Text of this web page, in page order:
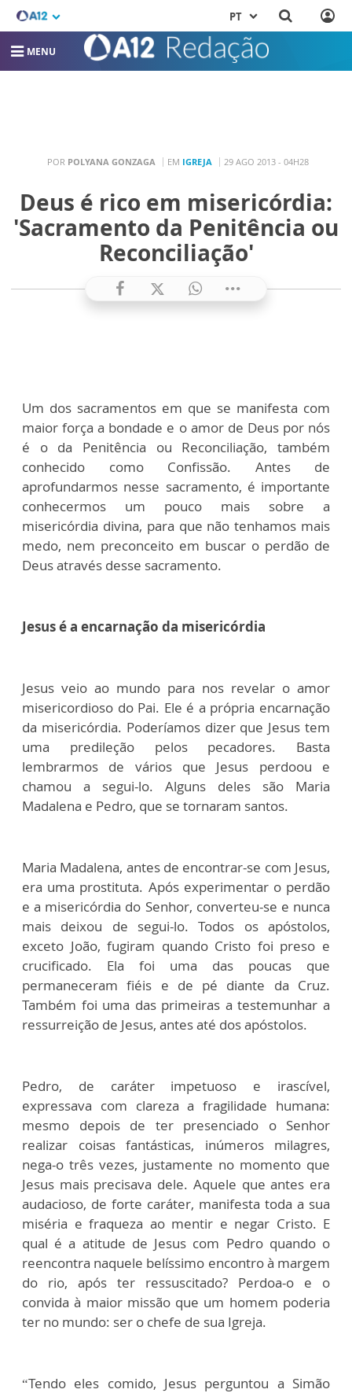
PT
MENU
POR POLYANA GONZAGA EM IGREJA 29 AGO 2013 - 04H28
Deus é rico em misericórdia:
'Sacramento da Penitência ou
Reconciliação'
Um dos sacramentos em que se manifesta com
maior força a bondade e o amor de Deus por nós
é o da Penitência ou Reconciliação, também
conhecido como Confissão. Antes de
aprofundarmos nesse sacramento, é importante
conhecermos um pouco mais sobre a
misericórdia divina, para que não tenhamos mais
medo, nem preconceito em buscar o perdão de
Deus através desse sacramento.
Jesus é a encarnação da misericórdia
Jesus veio ao mundo para nos revelar o amor
misericordioso do Pai. Ele é a própria encarnação
da misericórdia. Poderíamos dizer que Jesus tem
uma predileção pelos pecadores. Basta
lembrarmos de vários que Jesus perdoou e
chamou a segui-lo. Alguns deles são Maria
Madalena e Pedro, que se tornaram santos.
Maria Madalena, antes de encontrar-se com Jesus,
era uma prostituta. Após experimentar o perdão
e a misericórdia do Senhor, converteu-se e nunca
mais deixou de segui-lo. Todos os apóstolos,
exceto João, fugiram quando Cristo foi preso e
crucificado. Ela foi uma das poucas que
permaneceram fiéis e de pé diante da Cruz.
Também foi uma das primeiras a testemunhar a
ressurreição de Jesus, antes até dos apóstolos.
Pedro, de caráter impetuoso e irascível,
expressava com clareza a fragilidade humana:
mesmo depois de ter presenciado o Senhor
realizar coisas fantásticas, inúmeros milagres,
nega-o três vezes, justamente no momento que
Jesus mais precisava dele. Aquele que antes era
audacioso, de forte caráter, manifesta toda a sua
miséria e fraqueza ao mentir e negar Cristo. E
qual é a atitude de Jesus com Pedro quando o
reencontra naquele belíssimo encontro à margem
do rio, após ter ressuscitado? Perdoa-o e o
convida à maior missão que um homem poderia
ter no mundo: ser o chefe de sua Igreja.
“Tendo eles comido, Jesus perguntou a Simão